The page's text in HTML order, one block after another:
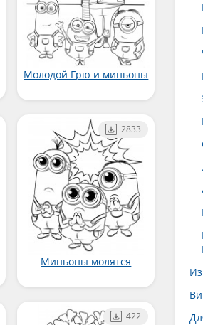
Молодой Грю и миньоны
Миньоны молятся
2833
422